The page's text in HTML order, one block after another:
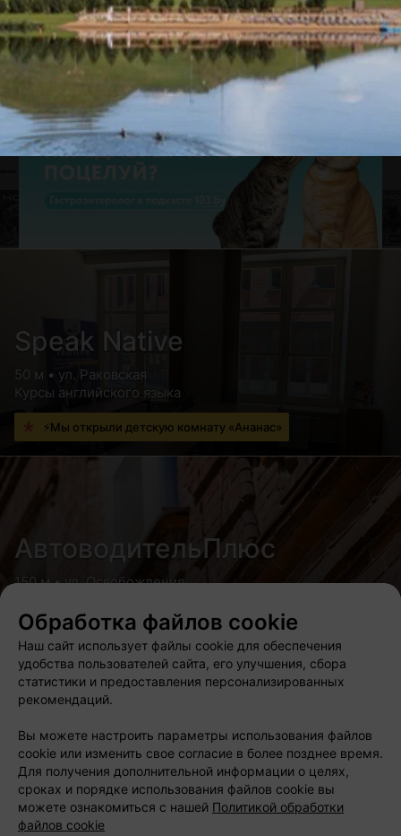
Часто просматривают
Speak Native
50 м • ул. Раковская
Курсы английского языка
⚡Мы открыли детскую комнату «Ананас»
АвтоводительПлюс
150 м • ул. Освобождения
Расписание занятий
Urban Lang Club
350 м • ул. Немига
Центр иностранных языков
Акция «2 месяца обучения в подарок за приглашенного
Обработка файлов cookie
Наш сайт использует файлы cookie для обеспечения
удобства пользователей сайта, его улучшения, сбора
статистики и предоставления персонализированных
рекомендаций.
Вы можете настроить параметры использования файлов
cookie или изменить свое согласие в более позднее время.
Для получения дополнительной информации о целях,
сроках и порядке использования файлов cookie вы
можете ознакомиться с нашей Политикой обработки
файлов cookie